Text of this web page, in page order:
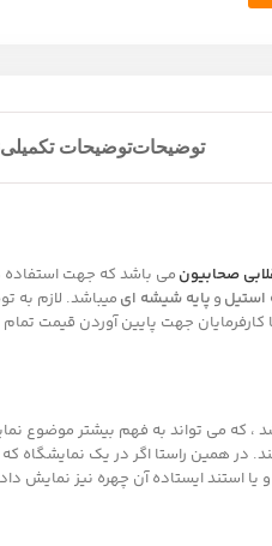
توضیحاتتوضیحات تکمیلی
صحابیون می باشد که جهت استفاده
استیل و پایه شیشه ای میباشد. لازم به
جهت پایین آوردن قیمت
که می تواند به فهم بیشتر موضوع
در همین راستا اگر در یک
استند ایستاده آن چهره نیز نمایش